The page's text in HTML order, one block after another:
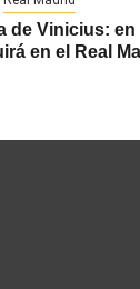
de Vinicius:
en el Real